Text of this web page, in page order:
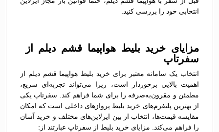
انتخابی خود را بررسی کنید.
مزایای خرید بلیط هواپیما قشم دیلم از
سفرتاپ
انتخاب یک سامانه معتبر برای خرید بلیط هواپیما قشم دیلم از
اهمیت بالایی برخوردار است، زیرا می‌تواند تجربه‌ای سریع،
مطمئن و مقرون‌به‌صرفه را برای شما فراهم کند. سفرتاپ یکی
از بهترین پلتفرم‌های خرید بلیط پروازهای داخلی است که امکان
مقایسه قیمت‌ها، انتخاب از بین ایرلاین‌های مختلف و خرید آسان
را فراهم می‌کند. مزایای خرید بلیط از سفرتاپ عبارتند از: